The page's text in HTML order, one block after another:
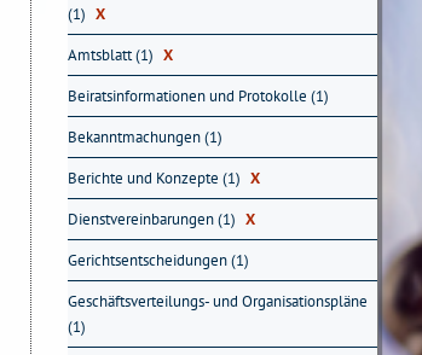
(1) X
Amtsblatt (1) X
Beiratsinformationen und Protokolle (1)
Bekanntmachungen (1)
Berichte und Konzepte (1) X
Dienstvereinbarungen (1) X
Gerichtsentscheidungen (1)
Geschäftsverteilungs- und Organisationspläne
(1)